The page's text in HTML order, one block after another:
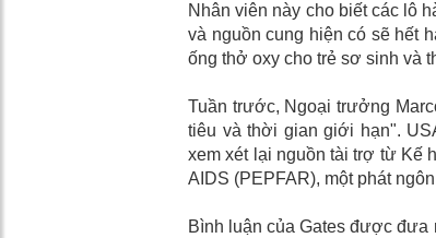
Nhân viên này cho biết các lô
và nguồn cung hiện có sẽ hết
ống thở oxy cho trẻ sơ sinh và
Tuần trước, Ngoại trưởng
tiêu và thời gian giới hạn".
xem xét lại nguồn tài trợ từ Kế
AIDS (PEPFAR), một phát
Bình luận của Gates được đưa